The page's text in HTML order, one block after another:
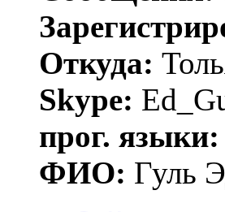
Откуда:
Skype:
прог. языки:
ФИО: Гуль